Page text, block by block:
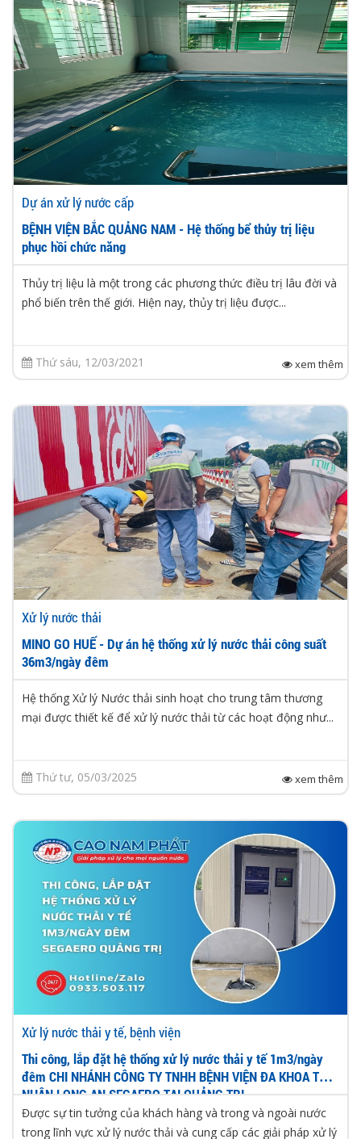
Dự án xử lý nước cấp
BỆNH VIỆN BẮC QUẢNG NAM - Hệ thống bể thủy trị liệu
phục hồi chức năng
Thủy trị liệu là một trong các phương thức điều trị lâu đời và
phổ biến trên thế giới. Hiện nay, thủy trị liệu được...
Thứ sáu, 12/03/2021 xem thêm
Xử lý nước thải
MINO GO HUẾ - Dự án hệ thống xử lý nước thải công suất
36m3/ngày đêm
Hệ thống Xử lý Nước thải sinh hoạt cho trung tâm thương
mại được thiết kế để xử lý nước thải từ các hoạt động như...
Thứ tư, 05/03/2025 xem thêm
Xử lý nước thải y tế, bệnh viện
Thi công, lắp đặt hệ thống xử lý nước thải y tế 1m3/ngày
đêm CHI NHÁNH CÔNG TY TNHH BỆNH VIỆN ĐA KHOA TƯ
NHÂN LONG AN SEGAERO TẠI QUẢNG TRỊ
Được sự tin tưởng của khách hàng và trong và ngoài nước
trong lĩnh vực xử lý nước thải và cung cấp các giải pháp xử lý